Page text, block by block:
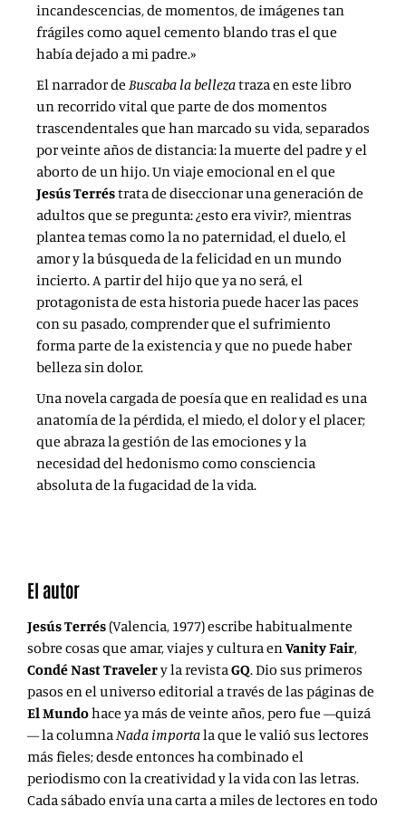
incandescencias, de momentos, de imágenes tan
frágiles como aquel cemento blando tras el que
había dejado a mi padre.»
El narrador de Buscaba la bellezatraza en este libro
un recorrido vital que parte de dos momentos
trascendentales que han marcado su vida, separados
por veinte años de distancia: la muerte del padre y el
aborto de un hijo. Un viaje emocional en el que
Jesús Terréstrata de diseccionar una generación de
adultos que se pregunta: ¿esto era vivir?, mientras
plantea temas como la no paternidad, el duelo, el
amor y la búsqueda de la felicidad en un mundo
incierto. A partir del hijo que ya no será, el
protagonista de esta historia puede hacer las paces
con su pasado, comprender que el sufrimiento
forma parte de la existencia y que no puede haber
belleza sin dolor.
Una novela cargada de poesía que en realidad es una
anatomía de la pérdida, el miedo, el dolor y el placer;
que abraza la gestión de las emociones y la
necesidad del hedonismo como consciencia
absoluta de la fugacidad de la vida.
El autor
Jesús Terrés (Valencia, 1977) escribe habitualmente
sobre cosas que amar, viajes y cultura enVanity Fair,
Condé Nast Travelery la revistaGQ. Dio sus primeros
pasos en el universo editorial a través de las páginas de
El Mundohace ya más de veinte años, pero fue —quizá
— la columnaNada importala que le valió sus lectores
más fieles; desde entonces ha combinado el
periodismo con la creatividad y la vida con las letras.
Cada sábado envía una carta a miles de lectores en todo